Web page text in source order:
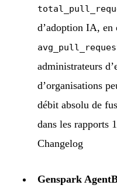
d’adoption IA, en
administrateurs
d’organisations
débit absolu de
dans les rapports
Changelog
Genspark